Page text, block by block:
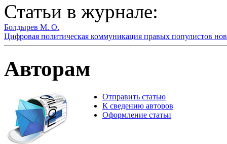
Статьи в журнале:
Болдырев М. О.
Цифровая политическая коммуникация правых популистов
Авторам
Отправить статью
К сведению авторов
Оформление статьи